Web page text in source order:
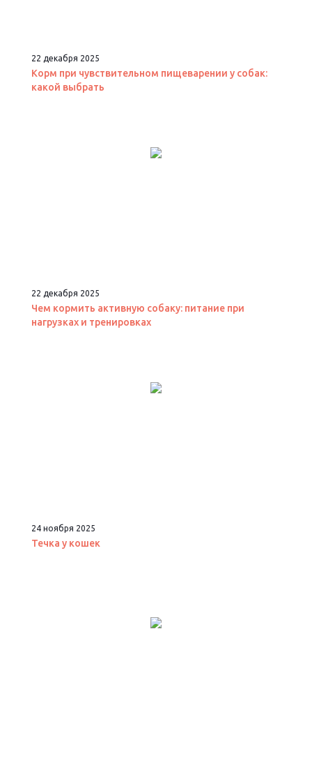
22 декабря 2025
Корм при чувствительном пищеварении у собак:
какой выбрать
22 декабря 2025
Чем кормить активную собаку: питание при
нагрузках и тренировках
24 ноября 2025
Течка у кошек